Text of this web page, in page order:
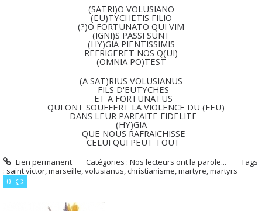
(SATRI)O VOLUSIANO
(EU)TYCHETIS FILIO
(?)O FORTUNATO QUI VIM
(IGNI)S PASSI SUNT
(HY)GIA PIENTISSIMIS
REFRIGERET NOS Q(UI)
(OMNIA PO)TEST
(A SAT)RIUS VOLUSIANUS
FILS D'EUTYCHES
ET A FORTUNATUS
QUI ONT SOUFFERT LA VIOLENCE DU (FEU)
DANS LEUR PARFAITE FIDELITE
(HY)GIA
QUE NOUS RAFRAICHISSE
CELUI QUI PEUT TOUT
Lien permanent Catégories :Nos lecteurs ont la parole...
Tags
: saint victor,marseille,volusianus,christianisme,martyre,martyrs
0